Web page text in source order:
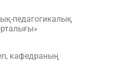
педагогикалық
кафедраның